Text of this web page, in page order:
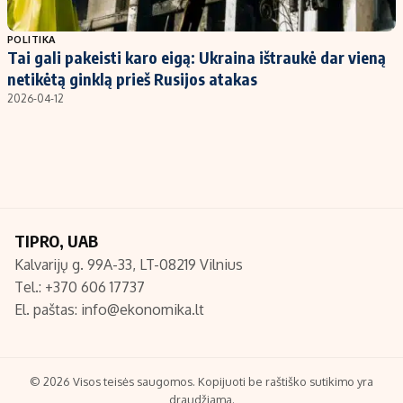
Populiarios temos
Investavimas
Akcijų rinka
Titulinis
Nedarbo išmokos skaičiuoklė
Redakcija
Turinio žymėjimo taisyklės
POLITIKA
Tai gali pakeisti karo eigą: Ukraina ištraukė dar vieną
netikėtą ginklą prieš Rusijos atakas
2026-04-12
TIPRO, UAB
Kalvarijų g. 99A-33, LT-08219 Vilnius
Tel.: +370 606 17737
El. paštas: info@ekonomika.lt
© 2026 Visos teisės saugomos. Kopijuoti be raštiško sutikimo yra
draudžiama.